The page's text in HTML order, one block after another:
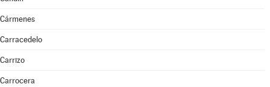
Cármenes
Carracedelo
Carrizo
Carrocera